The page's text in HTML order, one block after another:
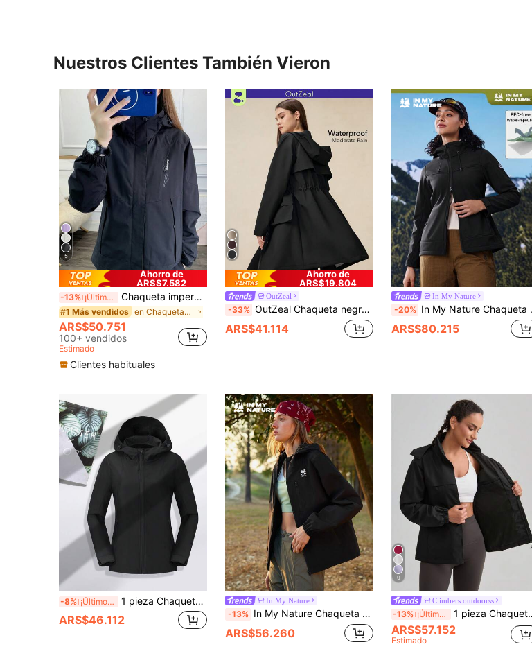
Nuestros Clientes También Vieron
5
Ahorro de
ARS$7.582
-13% ¡Últimos 3 días Chaqueta impermeable y a prueba de viento con bloques de color para mujer, para primavera y otoño, ropa de montaña delgada y transpirable para deportes al aire libre, abrigo de manga larga color negro
#1 Más vendidos en Chaquetas Shell para mujer
ARS$50.751
100+ vendidos
Estimado
Clientes habituales
Ahorro de
ARS$19.804
OutZeal
-33% OutZeal Chaqueta negra para mujer para exteriores, camping y senderismo, con capucha, cordón en la cintura, largo, top para exteriores, primavera y otoño
ARS$41.114
In My Nature
-20% In My Nature Chaqueta cortavientos con capucha para mujer, para uso al aire libre en otoño
ARS$80.215
-8% ¡Últimos 3 días 1 pieza Chaqueta de forro polar de mujer, Sudadera con capucha para otoño/invierno, Sudadera deportiva para senderismo, Adecuada para actividades al aire libre, Esquí Negro
ARS$46.112
In My Nature
-13% In My Nature Chaqueta casual para mujer con cremallera, cordón ajustable y capucha, a prueba de viento e impermeable para exteriores
ARS$56.260
9
Climbers outdoorss
-13% ¡Últimos 3 días 1 pieza Chaqueta cortavientos con bloques de color, chaqueta con capucha ligera y resistente al agua para deportes al aire libre de mujer para primavera/otoño, color negro
ARS$57.152
Estimado